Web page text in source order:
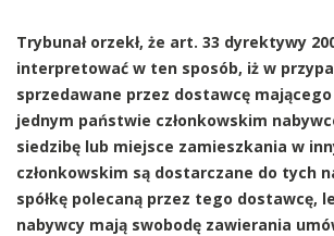
Trybunał orzekł, że art. 33 dyrektywy
interpretować w ten sposób, iż w
sprzedawane przez dostawcę
jednym państwie członkowskim
siedzibę lub miejsce zamieszkania w
członkowskim są dostarczane do tych
spółkę polecaną przez tego dostawcę,
nabywcy mają swobodę zawierania